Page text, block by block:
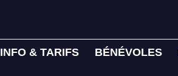
INFO & TARIFS BÉNÉVOLES